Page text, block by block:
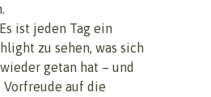
Es ist jeden Tag ein
zu sehen, was sich
getan hat – und
auf die